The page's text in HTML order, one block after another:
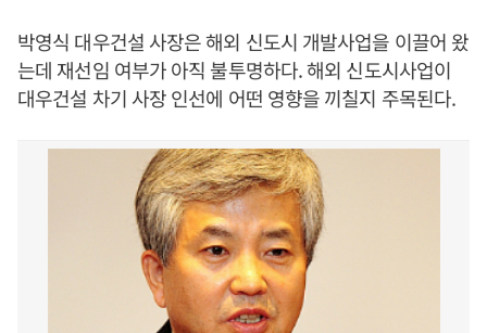
박영식 대우건설 사장은 해외 신도시 개발사업을 이끌어 왔
는데 재선임 여부가 아직 불투명하다. 해외 신도시사업이
대우건설 차기 사장 인선에 어떤 영향을 끼칠지 주목된다.